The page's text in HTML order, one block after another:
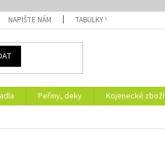
NAPIŠTE NÁM TABULKY VELIKOSTÍ
Peřiny, deky Kojenecké zboží